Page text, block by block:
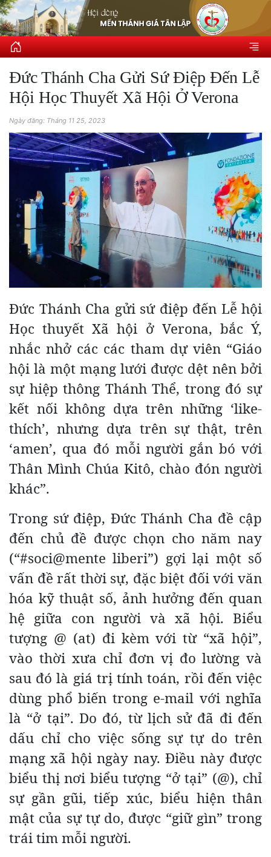
Đức Thánh Cha Gửi Sứ Điệp Đến Lễ
Hội Học Thuyết Xã Hội Ở Verona
Ngày đăng: Tháng 11 25, 2023
Đức Thánh Cha gửi sứ điệp đến Lễ hội
Học thuyết Xã hội ở Verona, bắc Ý,
nhắc nhở các các tham dự viên “Giáo
hội là một mạng lưới được dệt nên bởi
sự hiệp thông Thánh Thể, trong đó sự
kết nối không dựa trên những ‘like-
thích’, nhưng dựa trên sự thật, trên
‘amen’, qua đó mỗi người gắn bó với
Thân Mình Chúa Kitô, chào đón người
khác”.
Trong sứ điệp, Đức Thánh Cha đề cập
đến chủ đề được chọn cho năm nay
(“#soci@mente liberi”) gợi lại một số
vấn đề rất thời sự, đặc biệt đối với văn
hóa kỹ thuật số, ảnh hưởng đến quan
hệ giữa con người và xã hội. Biểu
tượng @ (at) đi kèm với từ “xã hội”,
vào thời xưa chỉ đơn vị đo lường và
sau đó là giá trị tính toán, rồi đến việc
dùng phổ biến trong e-mail với nghĩa
là “ở tại”. Do đó, từ lịch sử đã đi đến
dấu chỉ cho việc sống sự tự do trên
mạng xã hội ngày nay. Điều này được
biểu thị nơi biểu tượng “ở tại” (@), chỉ
sự gần gũi, tiếp xúc, biểu hiện thân
mật của sự tự do, được “giữ gìn” trong
trái tim mỗi người.